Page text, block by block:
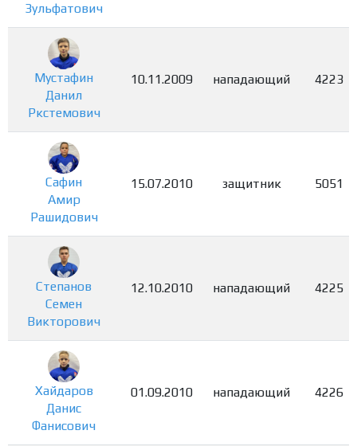
Зульфатович
Мустафин
Данил
Ркстемович
10.11.2009 нападающий 4223
Сафин
Амир
Рашидович
15.07.2010 защитник 5051
Степанов
Семен
Викторович
12.10.2010 нападающий 4225
Хайдаров
Данис
Фанисович
01.09.2010 нападающий 4226